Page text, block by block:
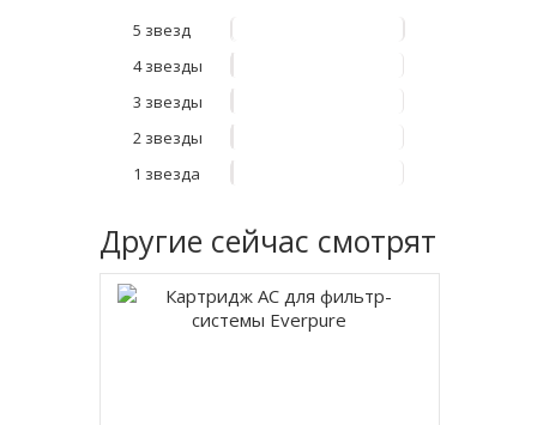
5 звезд
4 звезды
3 звезды
2 звезды
1 звезда
Другие сейчас смотрят